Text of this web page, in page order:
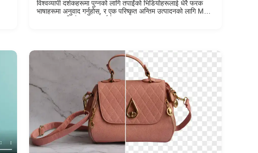
विश्वव्यापी दर्शकहरूमा पुग्नको लागि तपाईंको भिडियोहरूलाई धेरै फरक
भाषाहरूमा अनुवाद गर्नुहोस्, र एक परिष्कृत अन्तिम उत्पादनको लागि MP4